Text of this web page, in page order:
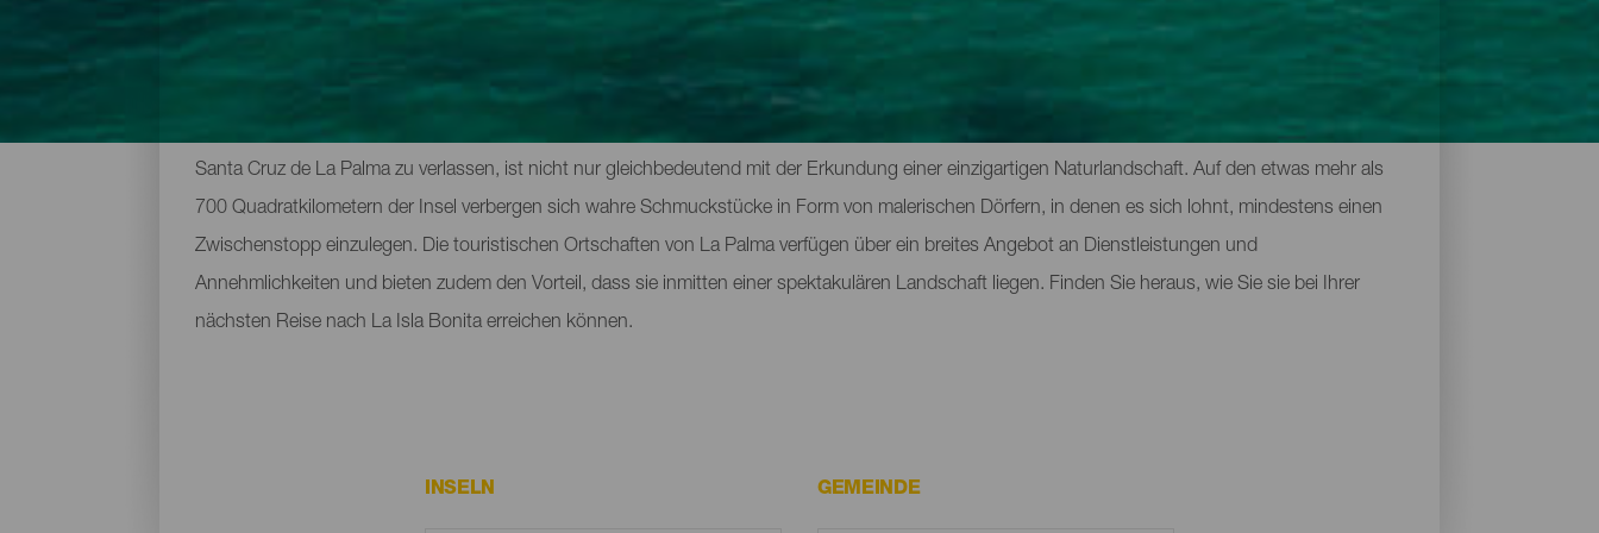
Die wichtigsten touristischen Attraktionen von La Palma
Santa Cruz de La Palma zu verlassen, ist nicht nur gleichbedeutend mit der Erkundung einer einzigartigen Naturlandschaft. Auf den etwas mehr als
700 Quadratkilometern der Insel verbergen sich wahre Schmuckstücke in Form von malerischen Dörfern, in denen es sich lohnt, mindestens einen
Zwischenstopp einzulegen. Die touristischen Ortschaften von La Palma verfügen über ein breites Angebot an Dienstleistungen und
Annehmlichkeiten und bieten zudem den Vorteil, dass sie inmitten einer spektakulären Landschaft liegen. Finden Sie heraus, wie Sie sie bei Ihrer
nächsten Reise nach La Isla Bonita erreichen können.
INSELN GEMEINDE